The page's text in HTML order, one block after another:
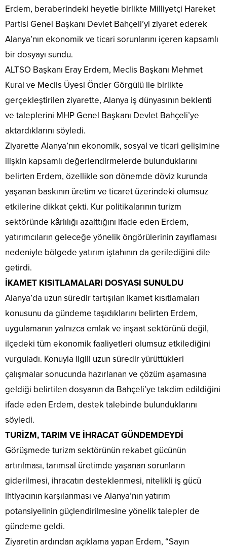
Erdem, beraberindeki heyetle birlikte Milliyetçi Hareket
Partisi Genel Başkanı Devlet Bahçeli’yi ziyaret ederek
Alanya’nın ekonomik ve ticari sorunlarını içeren kapsamlı
bir dosyayı sundu.
ALTSO Başkanı Eray Erdem, Meclis Başkanı Mehmet
Kural ve Meclis Üyesi Önder Görgülü ile birlikte
gerçekleştirilen ziyarette, Alanya iş dünyasının beklenti
ve taleplerini MHP Genel Başkanı Devlet Bahçeli’ye
aktardıklarını söyledi.
Ziyarette Alanya’nın ekonomik, sosyal ve ticari gelişimine
ilişkin kapsamlı değerlendirmelerde bulunduklarını
belirten Erdem, özellikle son dönemde döviz kurunda
yaşanan baskının üretim ve ticaret üzerindeki olumsuz
etkilerine dikkat çekti. Kur politikalarının turizm
sektöründe kârlılığı azalttığını ifade eden Erdem,
yatırımcıların geleceğe yönelik öngörülerinin zayıflaması
nedeniyle bölgede yatırım iştahının da gerilediğini dile
getirdi.
İKAMET KISITLAMALARI DOSYASI SUNULDU
Alanya’da uzun süredir tartışılan ikamet kısıtlamaları
konusunu da gündeme taşıdıklarını belirten Erdem,
uygulamanın yalnızca emlak ve inşaat sektörünü değil,
ilçedeki tüm ekonomik faaliyetleri olumsuz etkilediğini
vurguladı. Konuyla ilgili uzun süredir yürüttükleri
çalışmalar sonucunda hazırlanan ve çözüm aşamasına
geldiği belirtilen dosyanın da Bahçeli’ye takdim edildiğini
ifade eden Erdem, destek talebinde bulunduklarını
söyledi.
TURİZM, TARIM VE İHRACAT GÜNDEMDEYDİ
Görüşmede turizm sektörünün rekabet gücünün
artırılması, tarımsal üretimde yaşanan sorunların
giderilmesi, ihracatın desteklenmesi, nitelikli iş gücü
ihtiyacının karşılanması ve Alanya’nın yatırım
potansiyelinin güçlendirilmesine yönelik talepler de
gündeme geldi.
Ziyaretin ardından açıklama yapan Erdem, “Sayın